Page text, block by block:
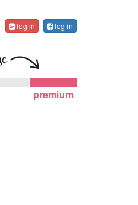
log in log in
premium